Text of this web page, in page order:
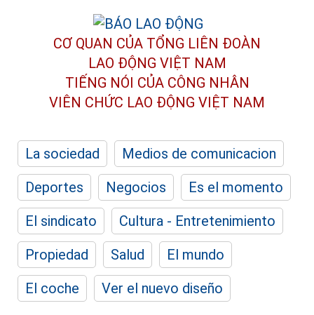
CƠ QUAN CỦA TỔNG LIÊN ĐOÀN
LAO ĐỘNG VIỆT NAM
TIẾNG NÓI CỦA CÔNG NHÂN
VIÊN CHỨC LAO ĐỘNG VIỆT NAM
La sociedad
Medios de comunicacion
Deportes
Negocios
Es el momento
El sindicato
Cultura - Entretenimiento
Propiedad
Salud
El mundo
El coche
Ver el nuevo diseño